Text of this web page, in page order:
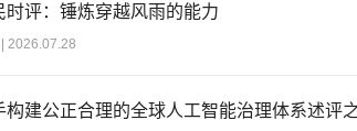
时评：锤炼穿越风雨的能力
| 2026.07.28
构建公正合理的全球人工智能治理体系述评